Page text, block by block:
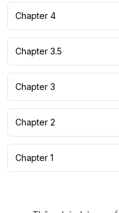
Chapter 4
Chapter 3.5
Chapter 3
Chapter 2
Chapter 1